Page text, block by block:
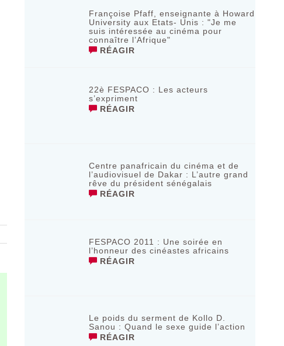
Françoise Pfaff, enseignante à Howard
University aux Etats- Unis : "Je me
suis intéressée au cinéma pour
connaître l’Afrique"
RÉAGIR
22è FESPACO : Les acteurs
s’expriment
RÉAGIR
Centre panafricain du cinéma et de
l’audiovisuel de Dakar : L’autre grand
rêve du président sénégalais
RÉAGIR
FESPACO 2011 : Une soirée en
l’honneur des cinéastes africains
RÉAGIR
Le poids du serment de Kollo D.
Sanou : Quand le sexe guide l’action
RÉAGIR